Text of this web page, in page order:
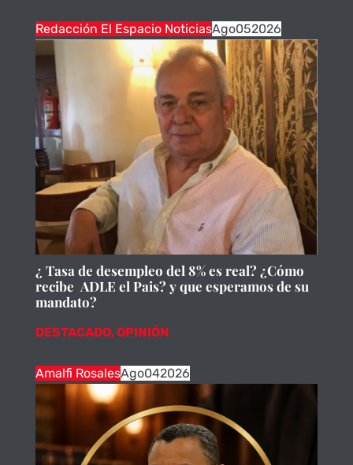
Redacción El Espacio NoticiasAgo052026
¿ Tasa de desempleo del 8% es real? ¿Cómo
recibe ADLE el Pais? y que esperamos de su
mandato?
DESTACADO,OPINIÓN
Amalfi RosalesAgo042026